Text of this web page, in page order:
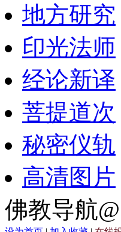
地方研究
印光法师
经论新译
菩提道次
秘密仪轨
高清图片
佛教导航